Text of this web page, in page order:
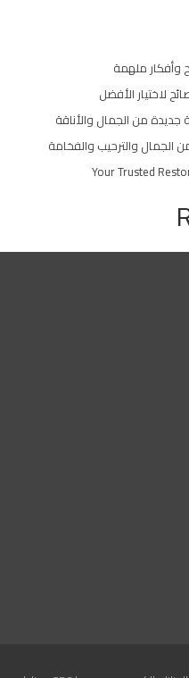
وأفكار ملهمة
لاختيار الأفضل
من الجمال والأناقة
والترحيب والفخامة
Your Trusted